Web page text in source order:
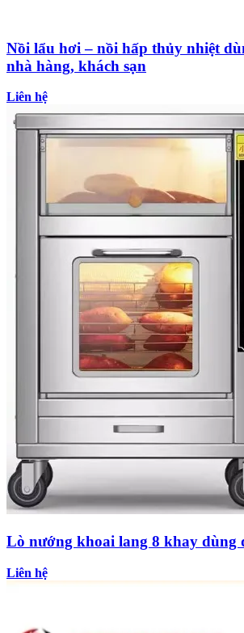
Nồi lẩu hơi – nồi hấp thủy nhiệt
nhà hàng, khách sạn
Liên hệ
Lò nướng khoai lang 8 khay dùng
Liên hệ